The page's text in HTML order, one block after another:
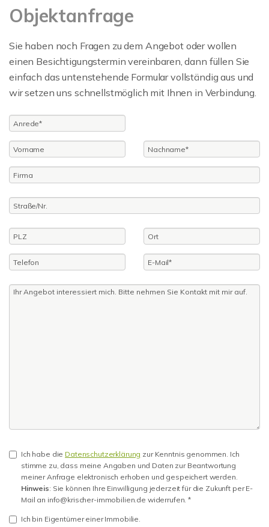
Objektanfrage
Sie haben noch Fragen zu dem Angebot oder wollen
einen Besichtigungstermin vereinbaren, dann füllen Sie
einfach das untenstehende Formular vollständig aus und
wir setzen uns schnellstmöglich mit Ihnen in Verbindung.
Ich habe die Datenschutzerklärung zur Kenntnis genommen. Ich
stimme zu, dass meine Angaben und Daten zur Beantwortung
meiner Anfrage elektronisch erhoben und gespeichert werden.
Hinweis: Sie können Ihre Einwilligung jederzeit für die Zukunft per E-
Mail an info@krischer-immobilien.de widerrufen. *
Ich bin Eigentümer einer Immobilie.